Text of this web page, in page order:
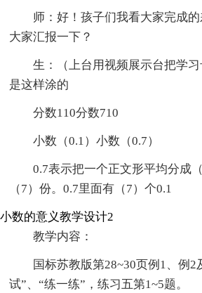
师：好！孩子们我看大家完成
大家汇报一下？
生：（上台用视频展示台把学
是这样涂的
分数110分数710
小数（0.1）小数（0.7）
0.7表示把一个正文形平均分成
（7）份。0.7里面有（7）个0.1
小数的意义教学设计2
教学内容：
国标苏教版第28~30页例1、例2
试”、“练一练”，练习五第1~5题。